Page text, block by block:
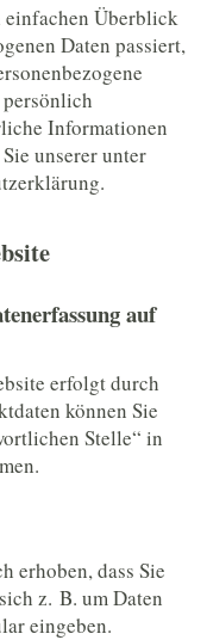
einfachen Überblick
Daten passiert,
Informationen
unserer unter
auf
erfolgt durch
können Sie
Stelle“ in
erhoben, dass Sie
z. B. um Daten
eingeben.